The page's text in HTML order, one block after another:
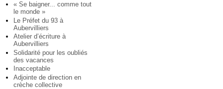
« Se baigner... comme tout
le monde »
Le Préfet du 93 à
Aubervilliers
Atelier d’écriture à
Aubervilliers
Solidarité pour les oubliés
des vacances
Inacceptable
Adjointe de direction en
crèche collective